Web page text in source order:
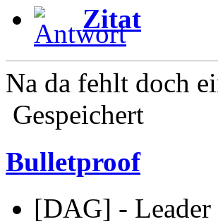
Zitat
Na da fehlt doch
Gespeichert
Bulletproof
[DAG] - Leader